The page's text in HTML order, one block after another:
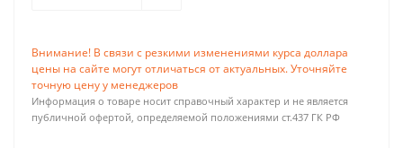
Внимание! В связи с резкими изменениями курса доллара
цены на сайте могут отличаться от актуальных. Уточняйте
точную цену у менеджеров
Информация о товаре носит справочный характер и не является
публичной офертой, определяемой положениями ст.437 ГК РФ